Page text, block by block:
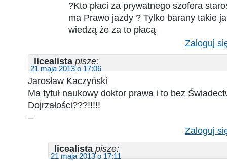
?Kto płaci za prywatnego szofera
ma Prawo jazdy ? Tylko barany takie
wiedzą że za to płacą
Zaloguj
licealista pisze:
21 maja 2013 o 17:06
Jarosław Kaczyński
Ma tytuł naukowy doktor prawa i to bez
Dojrzałości???!!!!!
–
Zaloguj
licealista pisze:
21 maja 2013 o 17:11